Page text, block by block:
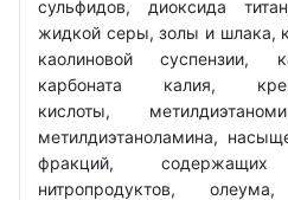
сульфидов, диоксида
жидкой серы, золы и шлака,
каолиновой суспензии,
карбоната калия,
кислоты,
метилдиэтаноламина,
фракций,
нитропродуктов,